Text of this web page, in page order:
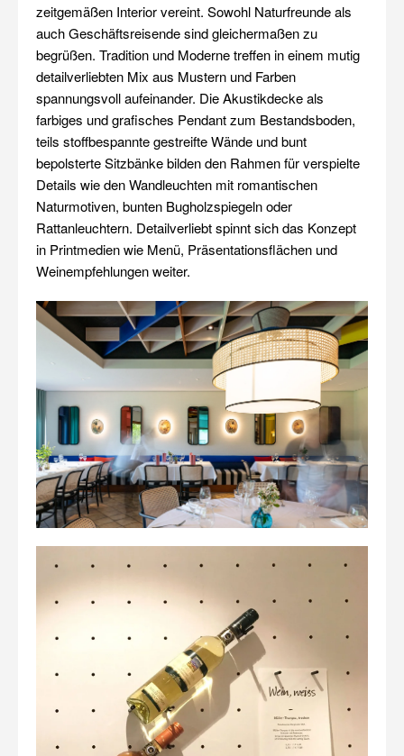
zeitgemäßen Interior vereint. Sowohl Naturfreunde als
auch Geschäftsreisende sind gleichermaßen zu
begrüßen. Tradition und Moderne treffen in einem mutig
detailverliebten Mix aus Mustern und Farben
spannungsvoll aufeinander. Die Akustikdecke als
farbiges und grafisches Pendant zum Bestandsboden,
teils stoffbespannte gestreifte Wände und bunt
bepolsterte Sitzbänke bilden den Rahmen für verspielte
Details wie den Wandleuchten mit romantischen
Naturmotiven, bunten Bugholzspiegeln oder
Rattanleuchtern. Detailverliebt spinnt sich das Konzept
in Printmedien wie Menü, Präsentationsflächen und
Weinempfehlungen weiter.